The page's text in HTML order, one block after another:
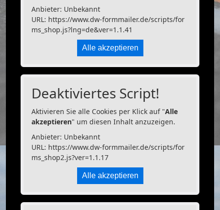
Anbieter: Unbekannt
URL: https://www.dw-formmailer.de/scripts/for
ms_shop.js?lng=de&ver=1.1.41
Alle akzeptieren
Deaktiviertes Script!
Aktivieren Sie alle Cookies per Klick auf "Alle
akzeptieren" um diesen Inhalt anzuzeigen.
Anbieter: Unbekannt
URL: https://www.dw-formmailer.de/scripts/for
ms_shop2.js?ver=1.1.17
Alle akzeptieren